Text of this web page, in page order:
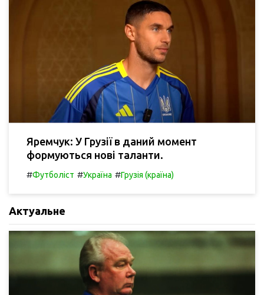
Яремчук: У Грузії в даний момент
формуються нові таланти.
#Футболіст #Україна #Грузія (країна)
Актуальне